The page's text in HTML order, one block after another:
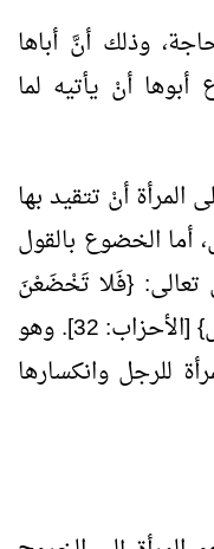
وذلك أنَّ أباها
أبوها أنْ يأتيه لما
أنْ تتقيد بها
الخضوع بالقول
تعالى: {فَلا تَخْضَعْنَ
بِالْقَوْلِ فَيَطْمَعَ الَّذِي فِي قَلْبِهِ مَرَضٌ} [الأحزاب: 32]. وهو
للرجل وانكسارها